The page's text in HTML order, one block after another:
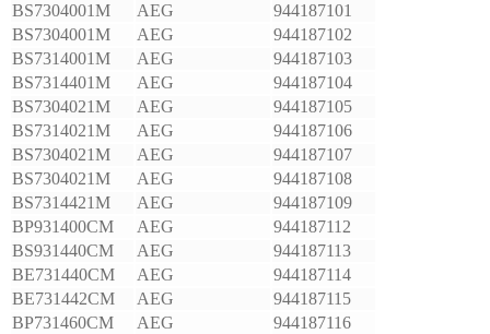
BS7304001M
AEG
944187101
BS7304001M
AEG
944187102
BS7314001M
AEG
944187103
BS7314401M
AEG
944187104
BS7304021M
AEG
944187105
BS7314021M
AEG
944187106
BS7304021M
AEG
944187107
BS7304021M
AEG
944187108
BS7314421M
AEG
944187109
BP931400CM
AEG
944187112
BS931440CM
AEG
944187113
BE731440CM
AEG
944187114
BE731442CM
AEG
944187115
BP731460CM
AEG
944187116